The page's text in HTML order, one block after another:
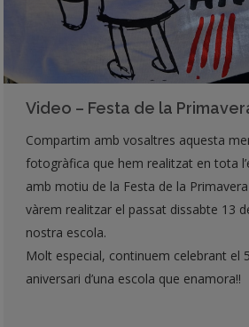
Video – Festa de la
Compartim amb vosaltres aquesta
fotogràfica que hem realitzat en tota
amb motiu de la Festa de la
vàrem realitzar el passat dissabte 13
nostra escola.
Molt especial, continuem celebrant el
aniversari d’una escola que enamora!!